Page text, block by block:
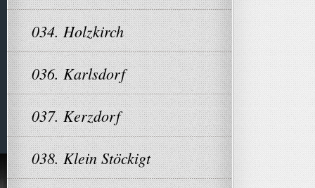
034. Holzkirch
036. Karlsdorf
037. Kerzdorf
038. Klein Stöckigt